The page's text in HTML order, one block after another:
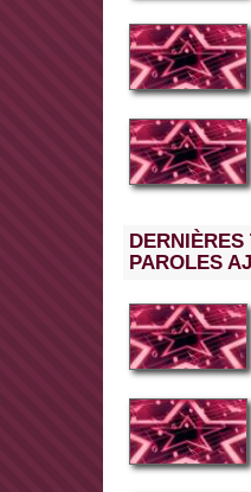
PAROLES